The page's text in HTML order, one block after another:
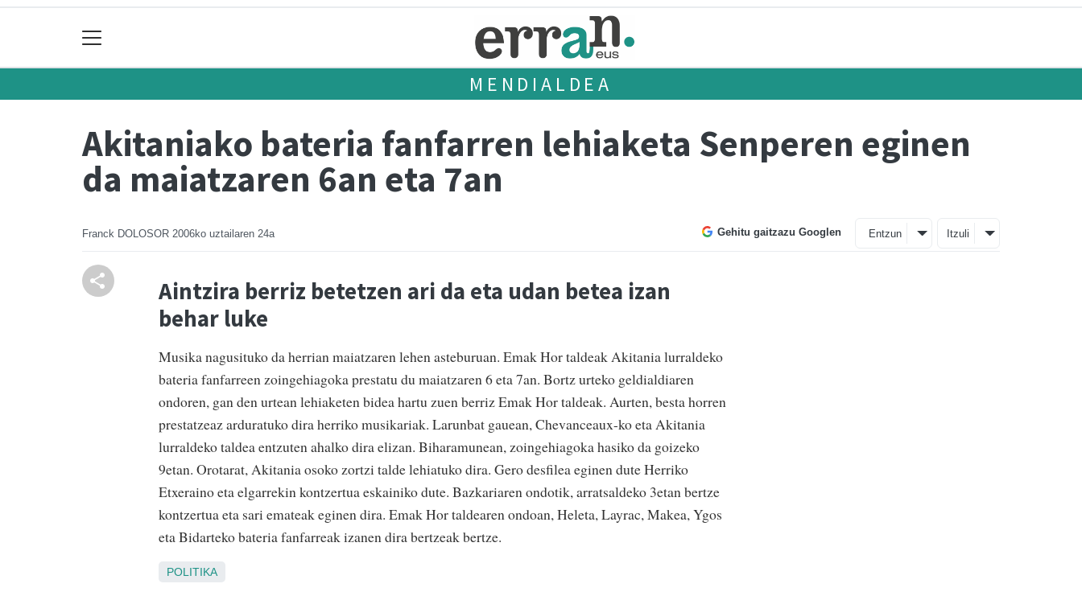
MENDIALDEA
Akitaniako bateria fanfarren lehiaketa Senperen eginen
da maiatzaren 6an eta 7an
Franck DOLOSOR 2006ko uztailaren 24a Gehitu gaitzazu Googlen Entzun Itzuli
Aintzira berriz betetzen ari da eta udan betea izan
behar luke
Musika nagusituko da herrian maiatzaren lehen asteburuan. Emak Hor taldeak Akitania lurraldeko
bateria fanfarreen zoingehiagoka prestatu du maiatzaren 6 eta 7an. Bortz urteko geldialdiaren
ondoren, gan den urtean lehiaketen bidea hartu zuen berriz Emak Hor taldeak. Aurten, besta horren
prestatzeaz arduratuko dira herriko musikariak. Larunbat gauean, Chevanceaux-ko eta Akitania
lurraldeko taldea entzuten ahalko dira elizan. Biharamunean, zoingehiagoka hasiko da goizeko
9etan. Orotarat, Akitania osoko zortzi talde lehiatuko dira. Gero desfilea eginen dute Herriko
Etxeraino eta elgarrekin kontzertua eskainiko dute. Bazkariaren ondotik, arratsaldeko 3etan bertze
kontzertua eta sari emateak eginen dira. Emak Hor taldearen ondoan, Heleta, Layrac, Makea, Ygos
eta Bidarteko bateria fanfarreak izanen dira bertzeak bertze.
POLITIKA